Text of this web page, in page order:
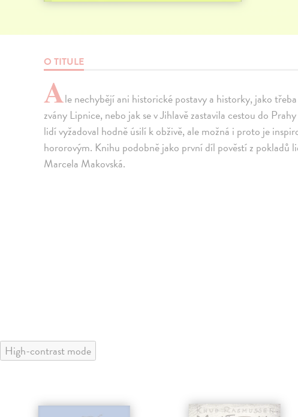
O TITULE
Ale nechybějí ani historické postavy a historky, jako
zvány Lipnice, nebo jak se v Jihlavě zastavila cestou do
lidí vyžadoval hodně úsilí k obživě, ale možná i proto je
hororovým. Knihu podobně jako první díl pověstí z pokladů
Marcela Makovská.
High-contrast mode